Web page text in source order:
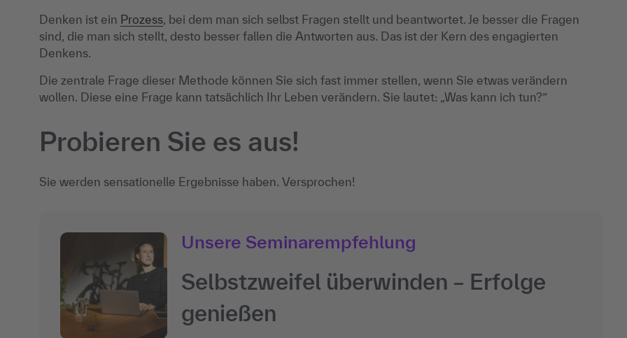
Denken ist ein Prozess, bei dem man sich selbst Fragen stellt und beantwortet. Je besser die Fragen
sind, die man sich stellt, desto besser fallen die Antworten aus. Das ist der Kern des engagierten
Denkens.
Die zentrale Frage dieser Methode können Sie sich fast immer stellen, wenn Sie etwas verändern
wollen. Diese eine Frage kann tatsächlich Ihr Leben verändern. Sie lautet: „Was kann ich tun?”
Probieren Sie es aus!
Sie werden sensationelle Ergebnisse haben. Versprochen!
Unsere Seminarempfehlung
Selbstzweifel überwinden – Erfolge
genießen